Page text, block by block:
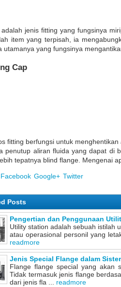
jenis fitting yang fungsinya
item yang terpisah, ia
utamanya yang fungsinya
Cap
fitting berfungsi untuk
penutup aliran fluida yang dapat di
tepatnya blind flange. Mengenai
Facebook Google+ Twitter
Posts
Pengertian dan Penggunaan
Utility station adalah sebuah istilah
atau operasional personil yang
readmore
Jenis Special Flange dalam
Flange flange special yang akan
Tidak termasuk jenis flange
dari jenis fla ... readmore